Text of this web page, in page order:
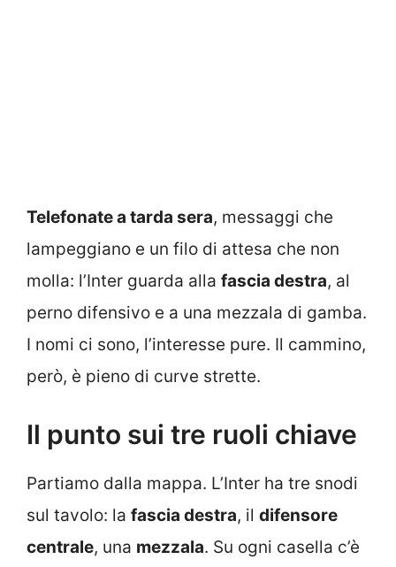
Telefonate a tarda sera, messaggi che
lampeggiano e un filo di attesa che non
molla: l’Inter guarda alla fascia destra, al
perno difensivo e a una mezzala di gamba.
I nomi ci sono, l’interesse pure. Il cammino,
però, è pieno di curve strette.
Il punto sui tre ruoli chiave
Partiamo dalla mappa. L’Inter ha tre snodi
sul tavolo: la fascia destra, il difensore
centrale, una mezzala. Su ogni casella c’è